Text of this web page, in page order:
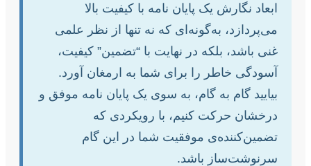
ابعاد نگارش یک پایان نامه با کیفیت بالا
می‌پردازد، به‌گونه‌ای که نه تنها از نظر علمی
غنی باشد، بلکه در نهایت با “تضمین” کیفیت،
آسودگی خاطر را برای شما به ارمغان آورد.
بیایید گام به گام، به سوی یک پایان نامه موفق و
درخشان حرکت کنیم، با رویکردی که
تضمین‌کننده‌ی موفقیت شما در این گام
سرنوشت‌ساز باشد.